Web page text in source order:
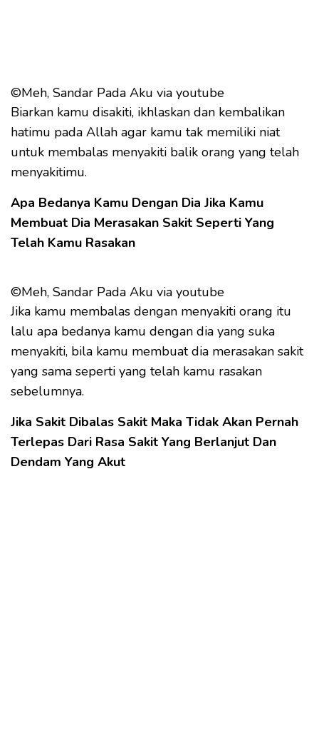
©Meh, Sandar Pada Aku via youtube
Biarkan kamu disakiti, ikhlaskan dan kembalikan
hatimu pada Allah agar kamu tak memiliki niat
untuk membalas menyakiti balik orang yang telah
menyakitimu.
Apa Bedanya Kamu Dengan Dia Jika Kamu
Membuat Dia Merasakan Sakit Seperti Yang
Telah Kamu Rasakan
©Meh, Sandar Pada Aku via youtube
Jika kamu membalas dengan menyakiti orang itu
lalu apa bedanya kamu dengan dia yang suka
menyakiti, bila kamu membuat dia merasakan sakit
yang sama seperti yang telah kamu rasakan
sebelumnya.
Jika Sakit Dibalas Sakit Maka Tidak Akan Pernah
Terlepas Dari Rasa Sakit Yang Berlanjut Dan
Dendam Yang Akut